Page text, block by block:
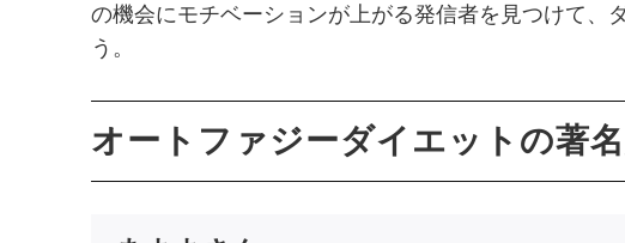
の機会にモチベーションが上がる発信者を見つけて、
う。
オートファジーダイエットの著